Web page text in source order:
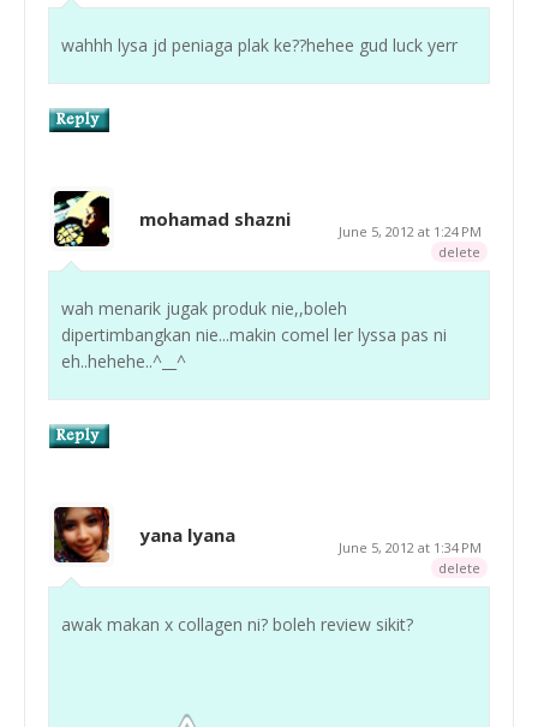
wahhh lysa jd peniaga plak ke??hehee gud luck yerr
mohamad shazni
June 5, 2012 at 1:24 PM
delete
wah menarik jugak produk nie,,boleh
dipertimbangkan nie...makin comel ler lyssa pas ni
eh..hehehe..^__^
yana lyana
June 5, 2012 at 1:34 PM
delete
awak makan x collagen ni? boleh review sikit?